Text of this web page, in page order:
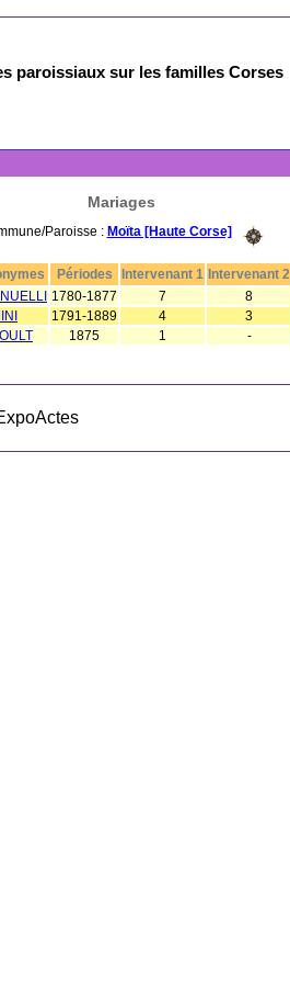
paroissiaux sur les familles Corses
Mariages
Paroisse : Moïta [Haute Corse]
Périodes Intervenant 1 Intervenant 2
1780-1877 7
8
1791-1889 4
3
1875 1 -